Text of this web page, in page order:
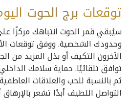
توقعات برج الحوت
سيُبقي قمر الحوت انتباهك مركزًا
وحدودك الشخصية. ووفق توقعات
الآخرون التكيف أو بذل المزيد من
توافق تلقائيًا. حماية سلامك
ثم بالنسبة للحب والعلاقات
التواصل اللطيف أبدًا تشعر بالإرهاق